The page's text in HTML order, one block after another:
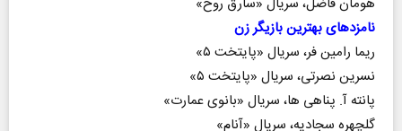
نامزد‌های بهترین بازیگر زن
ریما رامین فر، سریال «پایتخت ۵»
نسرین نصرتی، سریال «پایتخت ۵»
پانته آ. پناهی ها، سریال «بانوی عمارت»
گلچهره سجادیه، سریال «آنام»